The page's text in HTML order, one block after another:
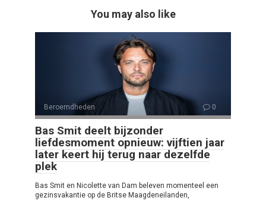
You may also like
Beroemdheden 0
Bas Smit deelt bijzonder
liefdesmoment opnieuw: vijftien jaar
later keert hij terug naar dezelfde
plek
Bas Smit en Nicolette van Dam beleven momenteel een
gezinsvakantie op de Britse Maagdeneilanden,